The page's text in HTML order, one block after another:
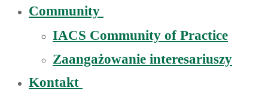
Community
IACS Community of Practice
Zaangażowanie interesariuszy
Kontakt